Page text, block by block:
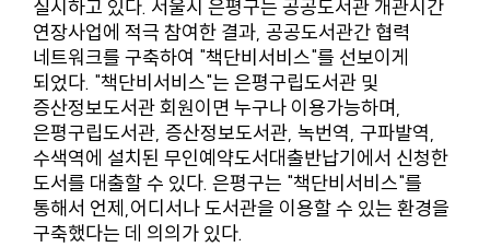
실시하고 있다. 서울시 은평구는 공공도서관 개관시간
연장사업에 적극 참여한 결과, 공공도서관간 협력
네트워크를 구축하여 "책단비서비스"를 선보이게
되었다. "책단비서비스"는 은평구립도서관 및
증산정보도서관 회원이면 누구나 이용가능하며,
은평구립도서관, 증산정보도서관, 녹번역, 구파발역,
수색역에 설치된 무인예약도서대출반납기에서 신청한
도서를 대출할 수 있다. 은평구는 "책단비서비스"를
통해서 언제,어디서나 도서관을 이용할 수 있는 환경을
구축했다는 데 의의가 있다.